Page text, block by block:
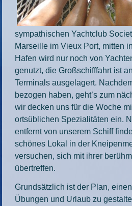
sympathischen Yachtclub
Marseille im Vieux Port, mitten
Hafen wird nur noch von
genutzt, die Großschifffahrt ist
Terminals ausgelagert.
bezogen haben, geht’s zum
wir decken uns für die Woche
ortsüblichen Spezialitäten ein.
entfernt von unserem Schiff
schönes Lokal in der
versuchen, sich mit ihrer
übertreffen.
Grundsätzlich ist der Plan,
Übungen und Urlaub zu